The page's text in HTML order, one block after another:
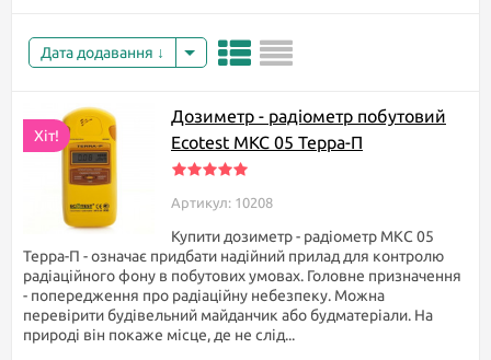
це не реагує. Лише
через час може
температура.
Щоб убезпечити своє
життя від невідомості,
яка вбиває, досить
Дата додавання
Хіт!
Дозиметр - радіометр побутовий
Ecotest МКС 05 Терра-П
Артикул: 10208
Купити дозиметр - радіометр МКС 05
Терра-П - означає придбати надійний прилад для контролю
радіаційного фону в побутових умовах. Головне призначення
- попередження про радіаційну небезпеку. Можна
перевірити будівельний майданчик або будматеріали. На
природі він покаже місце, де не слід...